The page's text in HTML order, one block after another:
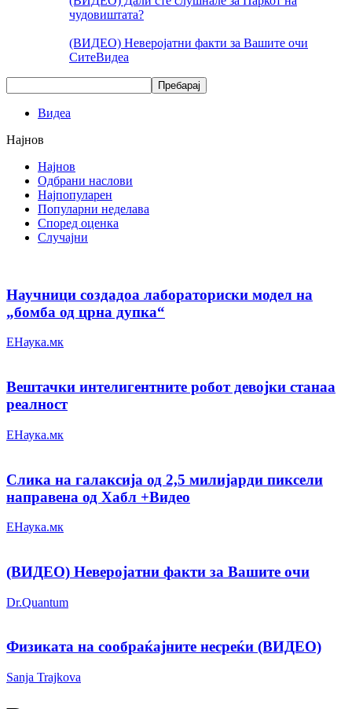
чудовиштата?
(ВИДЕО) Неверојатни факти за Вашите очи
СитеВидеа
Видеа
Најнов
Најнов
Одбрани наслови
Најпопуларен
Популарни неделава
Според оценка
Случајни
Научници создадоа лабораториски модел на
„бомба од црна дупка“
ЕНаука.мк
Вештачки интелигентните робот девојки станаа
реалност
ЕНаука.мк
Слика на галаксија од 2,5 милијарди пиксели
направена од Хабл +Видео
ЕНаука.мк
(ВИДЕО) Неверојатни факти за Вашите очи
Dr.Quantum
Физиката на сообраќајните несреќи (ВИДЕО)
Sanja Trajkova